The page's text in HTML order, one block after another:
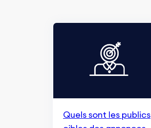
Quels sont les publics